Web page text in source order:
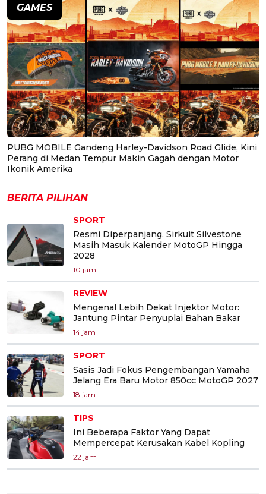
GAMES
PUBG MOBILE Gandeng Harley-Davidson Road Glide, Kini
Perang di Medan Tempur Makin Gagah dengan Motor
Ikonik Amerika
BERITA PILIHAN
SPORT
Resmi Diperpanjang, Sirkuit Silvestone
Masih Masuk Kalender MotoGP Hingga
2028
10 jam
REVIEW
Mengenal Lebih Dekat Injektor Motor:
Jantung Pintar Penyuplai Bahan Bakar
14 jam
SPORT
Sasis Jadi Fokus Pengembangan Yamaha
Jelang Era Baru Motor 850cc MotoGP 2027
18 jam
TIPS
Ini Beberapa Faktor Yang Dapat
Mempercepat Kerusakan Kabel Kopling
22 jam